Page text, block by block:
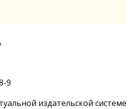
9
издательской системе